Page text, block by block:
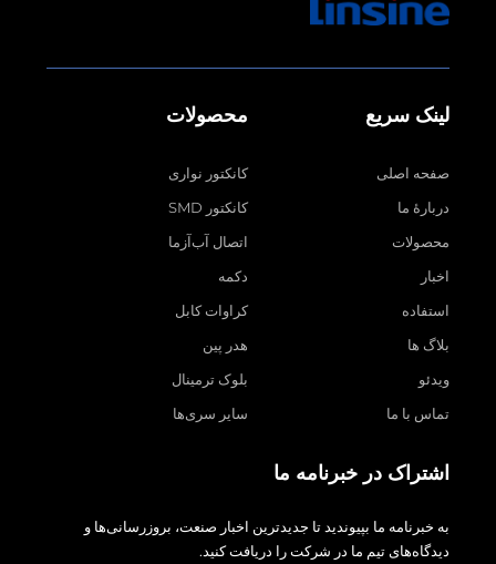
لینک سریع
صفحه اصلی
دربارهٔ ما
محصولات
اخبار
استفاده
بلاگ ها
ویدئو
تماس با ما
محصولات
کانکتور نواری
کانکتور SMD
اتصال آب‌آزما
دکمه
کراوات کابل
هدر پین
بلوک ترمینال
سایر سری‌ها
اشتراک در خبرنامه ما
به خبرنامه ما بپیوندید تا جدیدترین اخبار صنعت، بروزرسانی‌ها و
دیدگاه‌های تیم ما در شرکت را دریافت کنید.